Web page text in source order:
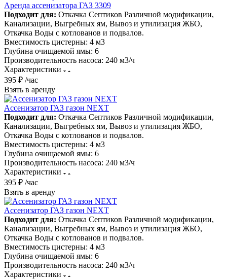
Аренда ассенизатора ГАЗ 3309
Подходит для: Откачка Септиков Различной модификации,
Канализации, Выгребных ям, Вывоз и утилизация ЖБО,
Откачка Воды с котлованов и подвалов.
Вместимость цистерны: 4 м3
Глубина очищаемой ямы: 6
Производительность насоса: 240 м3/ч
Характеристики
395 ₽ /час
Взять в аренду
Ассенизатор ГАЗ газон NEXT
Подходит для: Откачка Септиков Различной модификации,
Канализации, Выгребных ям, Вывоз и утилизация ЖБО,
Откачка Воды с котлованов и подвалов.
Вместимость цистерны: 4 м3
Глубина очищаемой ямы: 6
Производительность насоса: 240 м3/ч
Характеристики
395 ₽ /час
Взять в аренду
Ассенизатор ГАЗ газон NEXT
Подходит для: Откачка Септиков Различной модификации,
Канализации, Выгребных ям, Вывоз и утилизация ЖБО,
Откачка Воды с котлованов и подвалов.
Вместимость цистерны: 4 м3
Глубина очищаемой ямы: 6
Производительность насоса: 240 м3/ч
Характеристики